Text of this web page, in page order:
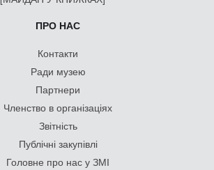
ПРО НАС
Контакти
Ради музею
Партнери
Членство в організаціях
Звітність
Публічні закупівлі
Головне про нас у ЗМІ